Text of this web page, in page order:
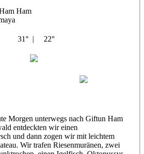
Ham
31° | 22°
Morgen unterwegs nach Giftun Ham
entdeckten wir einen
und dann zogen wir mit leichtem
Wir trafen Riesenmuränen, zwei